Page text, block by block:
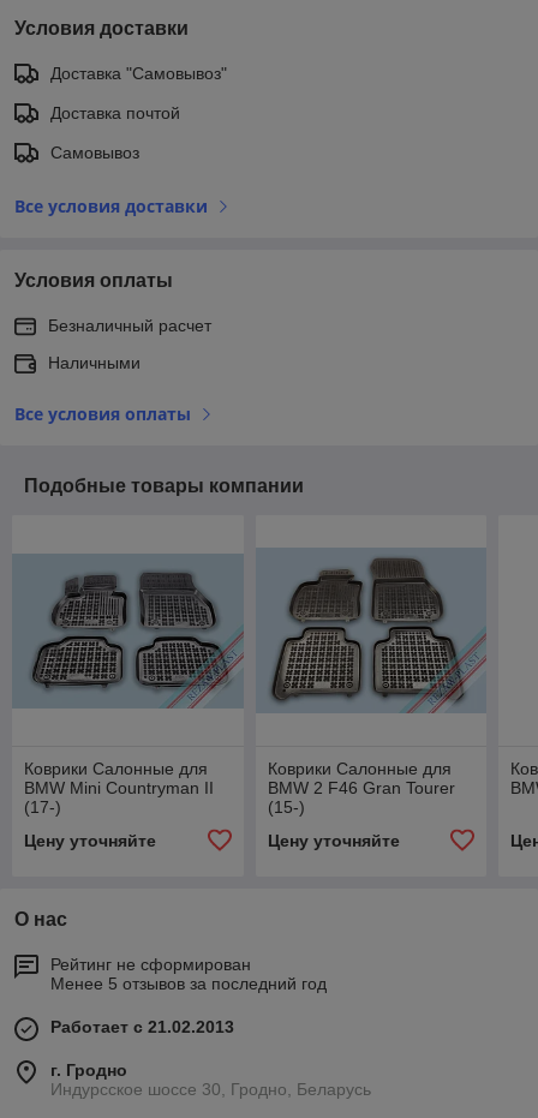
Условия доставки
Доставка "Самовывоз"
Доставка почтой
Самовывоз
Все условия доставки
Условия оплаты
Безналичный расчет
Наличными
Все условия оплаты
Подобные товары компании
Коврики Салонные для
BMW Mini Countryman II
(17-)
Цену уточняйте
Коврики Салонные для
BMW 2 F46 Gran Tourer
(15-)
Цену уточняйте
О нас
Рейтинг не сформирован
Менее 5 отзывов за последний год
Работает с 21.02.2013
г. Гродно
Индурсское шоссе 30, Гродно, Беларусь